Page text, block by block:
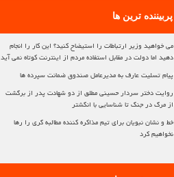
پربیننده ترین ها
می خواهید وزیر ارتباطات را استیضاح کنید؟ این کار را انجام
دهید اما دولت در مقابل استفاده مردم از اینترنت کوتاه نمی آید
پیام تسلیت عارف به مدیرعامل صندوق ضمانت سپرده ها
روایت دختر سردار حسینی مطلق از دو شهادت پدر از برگشت
از مرگ در جنگ تا شناسایی با انگشتر
خط و نشان نبویان برای تیم مذاکره کننده مطالبه گری را رها
نخواهیم کرد